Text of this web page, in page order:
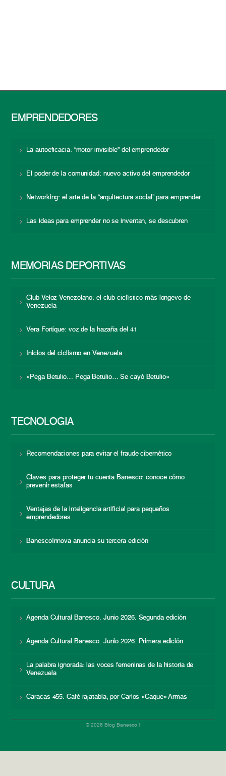
EMPRENDEDORES
La autoeficacia: “motor invisible” del emprendedor
El poder de la comunidad: nuevo activo del emprendedor
Networking: el arte de la “arquitectura social” para emprender
Las ideas para emprender no se inventan, se descubren
MEMORIAS DEPORTIVAS
Club Veloz Venezolano: el club ciclístico más longevo de
Venezuela
Vera Fortique: voz de la hazaña del 41
Inicios del ciclismo en Venezuela
«Pega Betulio… Pega Betulio… Se cayó Betulio»
TECNOLOGÍA
Recomendaciones para evitar el fraude cibernético
Claves para proteger tu cuenta Banesco: conoce cómo
prevenir estafas
Ventajas de la inteligencia artificial para pequeños
emprendedores
BanescoInnova anuncia su tercera edición
CULTURA
Agenda Cultural Banesco. Junio 2026. Segunda edición
Agenda Cultural Banesco. Junio 2026. Primera edición
La palabra ignorada: las voces femeninas de la historia de
Venezuela
Caracas 455: Café rajatabla, por Carlos «Caque» Armas
© 2026 Blog Banesco |